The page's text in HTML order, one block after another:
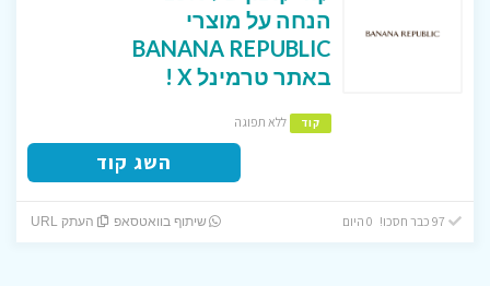
הנחה על מוצרי
BANANA REPUBLIC
באתר טרמינל X !
קוד ללא תפוגה
השג קוד
שיתוף בוואטסאפ העתק URL